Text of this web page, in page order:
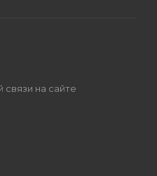
на сайте